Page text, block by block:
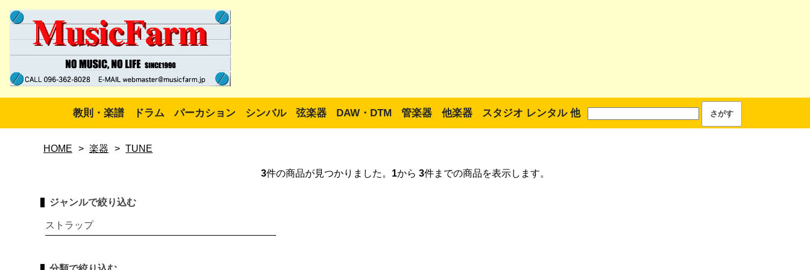
教則・楽譜 ドラム パーカション シンバル 弦楽器 DAW・DTM 管楽器 他楽器 スタジオ レンタル 他
HOME > 楽器 > TUNE
3件の商品が見つかりました。 1から 3件までの商品を表示します。
ジャンルで絞り込む
ストラップ